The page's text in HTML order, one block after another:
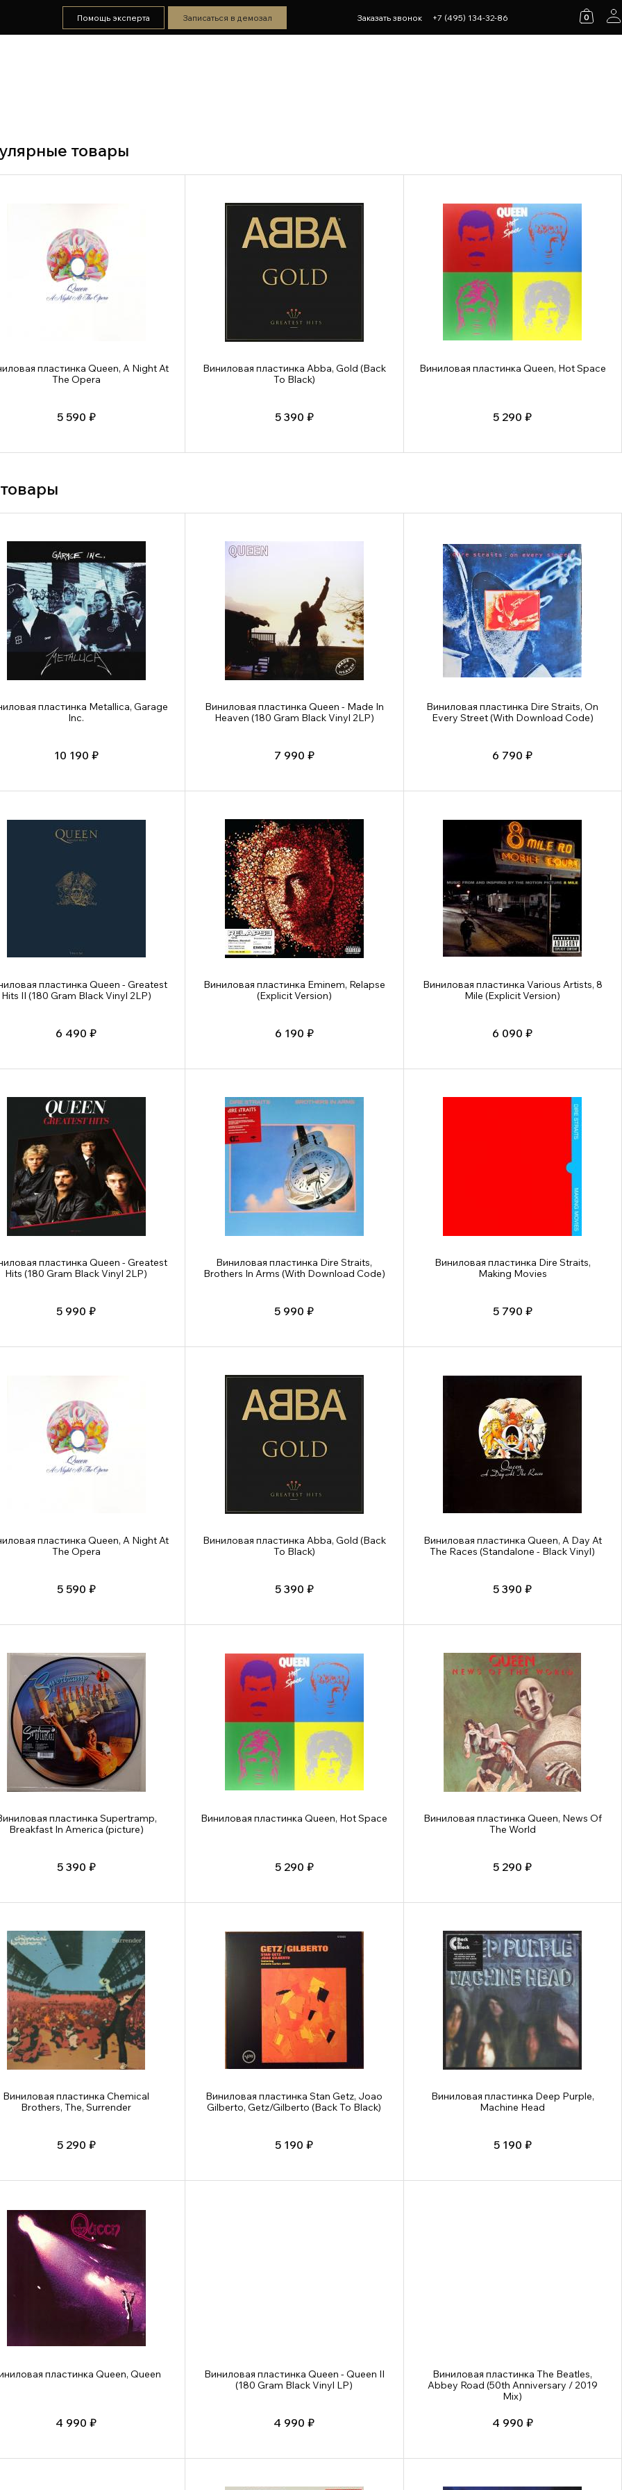
Помощь эксперта Записаться в демозал Заказать звонок +7 (495) 134-32-86 0
товары
пластинка Queen, A Night At
The Opera
5 590 ₽
Виниловая пластинка Abba, Gold (Back
To Black)
5 390 ₽
Виниловая пластинка Queen, Hot Space
5 290 ₽
пластинка Metallica, Garage
Inc.
10 190 ₽
Виниловая пластинка Queen - Made In
Heaven (180 Gram Black Vinyl 2LP)
7 990 ₽
Виниловая пластинка Dire Straits, On
Every Street (With Download Code)
6 790 ₽
пластинка Queen - Greatest
Hits II (180 Gram Black Vinyl 2LP)
6 490 ₽
Виниловая пластинка Eminem, Relapse
(Explicit Version)
6 190 ₽
Виниловая пластинка Various Artists, 8
Mile (Explicit Version)
6 090 ₽
пластинка Queen - Greatest
Hits (180 Gram Black Vinyl 2LP)
5 990 ₽
Виниловая пластинка Dire Straits,
Brothers In Arms (With Download Code)
5 990 ₽
Виниловая пластинка Dire Straits,
Making Movies
5 790 ₽
пластинка Queen, A Night At
The Opera
5 590 ₽
Виниловая пластинка Abba, Gold (Back
To Black)
5 390 ₽
Виниловая пластинка Queen, A Day At
The Races (Standalone - Black Vinyl)
5 390 ₽
пластинка Supertramp,
Breakfast In America (picture)
5 390 ₽
Виниловая пластинка Queen, Hot Space
5 290 ₽
Виниловая пластинка Queen, News Of
The World
5 290 ₽
Виниловая пластинка Chemical
Brothers, The, Surrender
5 290 ₽
Виниловая пластинка Stan Getz, Joao
Gilberto, Getz/Gilberto (Back To Black)
5 190 ₽
Виниловая пластинка Deep Purple,
Machine Head
5 190 ₽
пластинка Queen, Queen
4 990 ₽
Виниловая пластинка Queen - Queen II
(180 Gram Black Vinyl LP)
4 990 ₽
Виниловая пластинка The Beatles,
Abbey Road (50th Anniversary / 2019
Mix)
4 990 ₽